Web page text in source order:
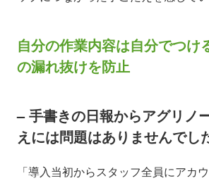
自分の作業内容は自分でつけ
の漏れ抜けを防止
– 手書きの日報からアグリノ
えには問題はありませんでし
「導入当初からスタッフ全員にアカ